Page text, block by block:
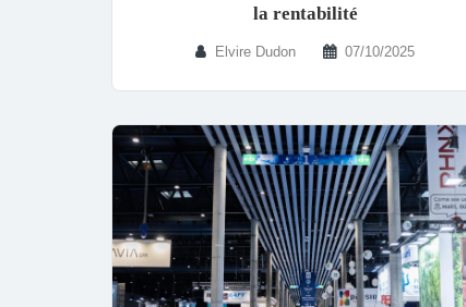
la rentabilité
Elvire Dudon 07/10/2025